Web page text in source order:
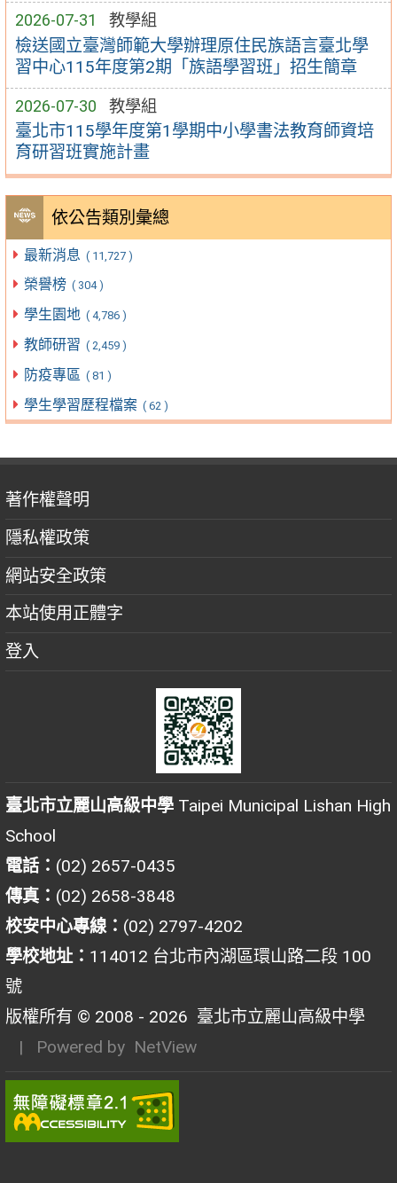
2026-07-31 教學組
檢送國立臺灣師範大學辦理原住民族語言臺北學
習中心115年度第2期「族語學習班」招生簡章
2026-07-30 教學組
臺北市115學年度第1學期中小學書法教育師資培
育研習班實施計畫
依公告類別彙總
最新消息 ( 11,727 )
榮譽榜 ( 304 )
學生園地 ( 4,786 )
教師研習 ( 2,459 )
防疫專區 ( 81 )
學生學習歷程檔案 ( 62 )
著作權聲明
隱私權政策
網站安全政策
本站使用正體字
登入
臺北市立麗山高級中學 Taipei Municipal Lishan High
School
電話： (02) 2657-0435
傳真： (02) 2658-3848
校安中心專線： (02) 2797-4202
學校地址： 114012 台北市內湖區環山路二段 100
號
版權所有 © 2008 - 2026 臺北市立麗山高級中學
| Powered by NetView